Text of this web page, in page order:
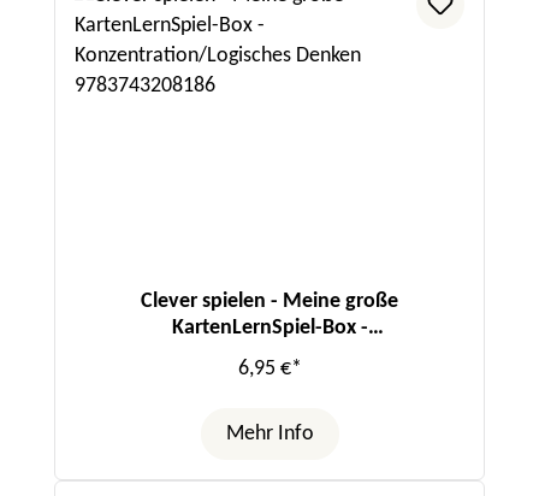
Clever spielen - Meine große
KartenLernSpiel-Box -
Konzentration/Logisches Denken
6,95 €*
Mehr Info